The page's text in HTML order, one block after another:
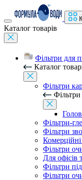
Каталог товарів
Фільтри для
Каталог
Фільтри
Фільтри-
Фільтри
Фільтри
Для офісів
Фільтри
Фільтри